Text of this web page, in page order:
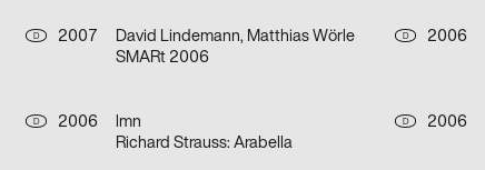
D
2007
David Lindemann, Matthias Wörle D
2006
SMARt 2006
D
2006
lmn D
2006
Richard Strauss: Arabella